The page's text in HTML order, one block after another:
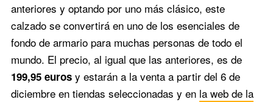
anteriores y optando por uno más clásico, este
calzado se convertirá en uno de los esenciales de
fondo de armario para muchas personas de todo el
mundo. El precio, al igual que las anteriores, es de
199,95 eurosy estarán a la venta a partir del 6 de
diciembre en tiendas seleccionadas y en la web de la